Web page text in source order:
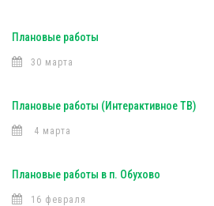
Плановые работы
30 марта
Плановые работы (Интерактивное ТВ)
4 марта
Плановые работы в п. Обухово
16 февраля